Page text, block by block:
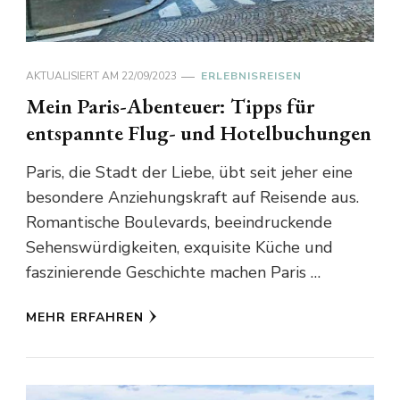
AKTUALISIERT AM 22/09/2023 ERLEBNISREISEN
Mein Paris-Abenteuer: Tipps für
entspannte Flug- und Hotelbuchungen
Paris, die Stadt der Liebe, übt seit jeher eine
besondere Anziehungskraft auf Reisende aus.
Romantische Boulevards, beeindruckende
Sehenswürdigkeiten, exquisite Küche und
faszinierende Geschichte machen Paris …
MEHR ERFAHREN